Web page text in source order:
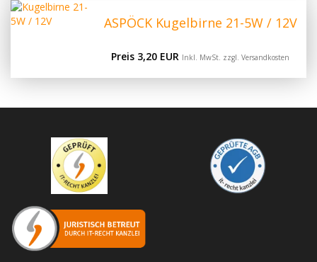
ASPÖCK Kugelbirne 21-5W / 12V
Preis 3,20 EUR Inkl. MwSt. zzgl.Versandkosten